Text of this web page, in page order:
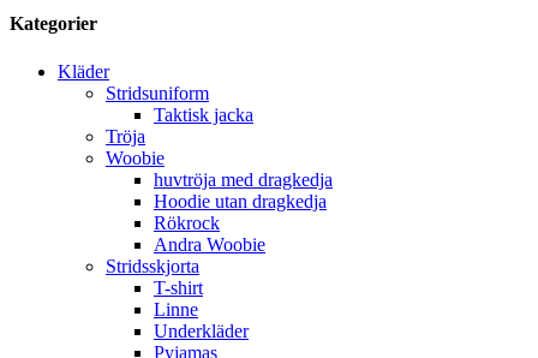
Kategorier
Kläder
Stridsuniform
Taktisk jacka
Tröja
Woobie
huvtröja med dragkedja
Hoodie utan dragkedja
Rökrock
Andra Woobie
Stridsskjorta
T-shirt
Linne
Underkläder
Pyjamas